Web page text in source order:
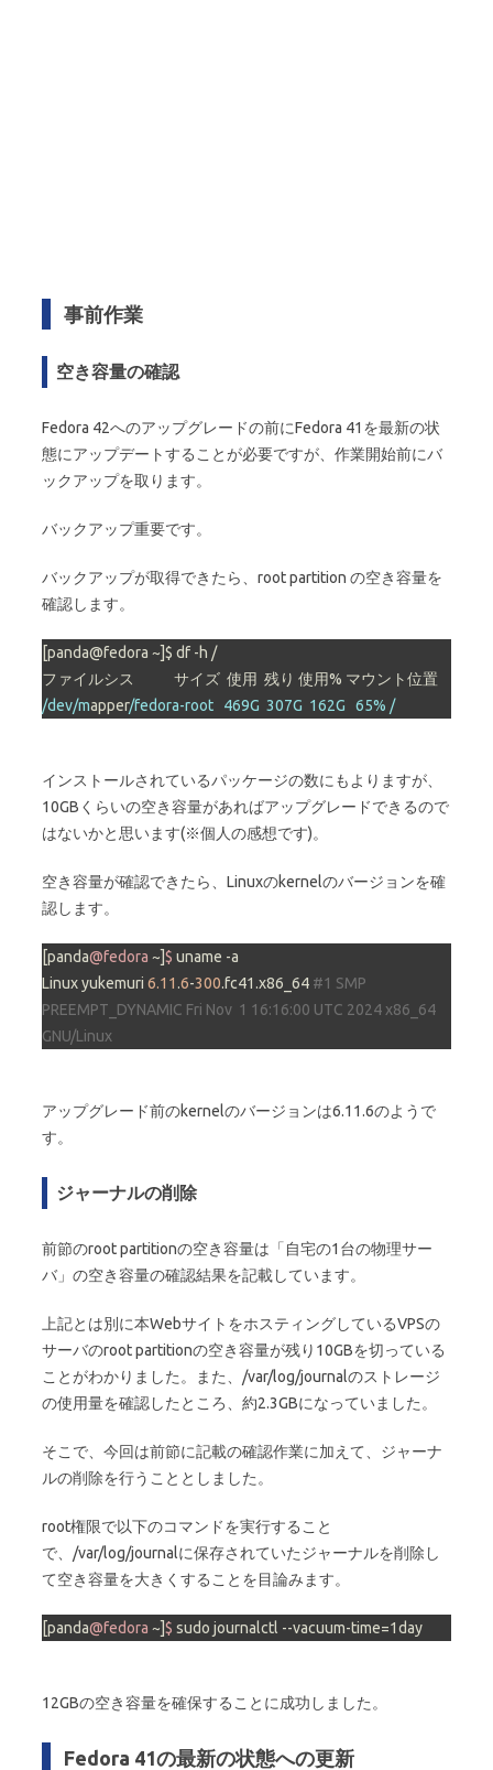
事前作業
空き容量の確認
Fedora 42へのアップグレードの前にFedora 41を最新の状
態にアップデートすることが必要ですが、作業開始前にバ
ックアップを取ります。
バックアップ重要です。
バックアップが取得できたら、root partition の空き容量を
確認します。
[panda@fedora ~]$ df -h /
/dev/mapper/fedora-root   469G  307G  162G   65% /
インストールされているパッケージの数にもよりますが、
10GBくらいの空き容量があればアップグレードできるので
はないかと思います(※個人の感想です)。
空き容量が確認できたら、Linuxのkernelのバージョンを確
認します。
[panda@fedora ~]$ uname -a
Linux yukemuri 6.11 .6-300.fc41.x86_64 #1 SMP
PREEMPT_DYNAMIC Fri Nov  1 16:16:00 UTC 2024 x86_64
GNU/Linux
アップグレード前のkernelのバージョンは6.11.6のようで
す。
ジャーナルの削除
前節のroot partitionの空き容量は「自宅の1台の物理サー
バ」の空き容量の確認結果を記載しています。
上記とは別に本WebサイトをホスティングしているVPSの
サーバのroot partitionの空き容量が残り10GBを切っている
ことがわかりました。また、/var/log/journalのストレージ
の使用量を確認したところ、約2.3GBになっていました。
そこで、今回は前節に記載の確認作業に加えて、ジャーナ
ルの削除を行うこととしました。
root権限で以下のコマンドを実行すること
で、/var/log/journalに保存されていたジャーナルを削除し
て空き容量を大きくすることを目論みます。
[panda@fedora ~]$ sudo journalctl --vacuum-time=1day
12GBの空き容量を確保することに成功しました。
Fedora 41の最新の状態への更新